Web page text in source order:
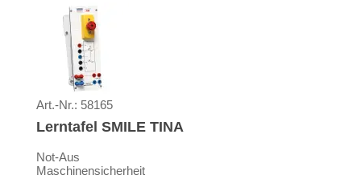
Art.-Nr.: 58165
Lerntafel SMILE TINA
Not-Aus
Maschinensicherheit